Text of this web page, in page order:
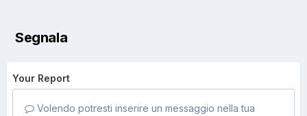
Segnala
Your Report
Volendo potresti inserire un messaggio nella tua